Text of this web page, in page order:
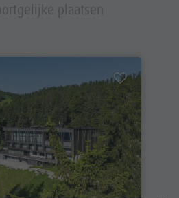
plaatsen